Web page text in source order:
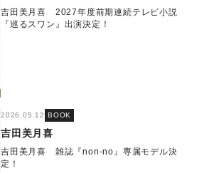
吉田美月喜 2027年度前期連続テレビ小説
『巡るスワン』出演決定！
2026.05.12 BOOK
吉田美月喜
吉田美月喜 雑誌『non-no』専属モデル決
定！